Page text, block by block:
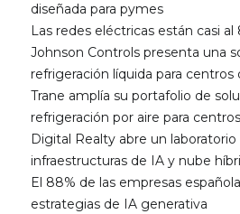
diseñada para pymes
Las redes eléctricas están casi al
Johnson Controls presenta una
refrigeración líquida para centros
Trane amplía su portafolio de
refrigeración por aire para
Digital Realty abre un laboratorio
infraestructuras de IA y nube
El 88% de las empresas
estrategias de IA generativa